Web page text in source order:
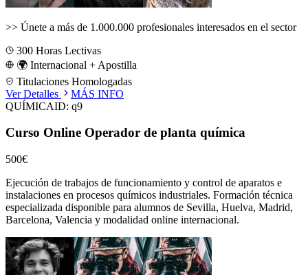
>> Únete a más de 1.000.000 profesionales interesados en el sector
300 Horas Lectivas
🌍 Internacional + Apostilla
Titulaciones Homologadas
Ver Detalles
MÁS INFO
QUÍMICAID: q9
Curso Online Operador de planta química
500€
Ejecución de trabajos de funcionamiento y control de aparatos e
instalaciones en procesos químicos industriales. Formación técnica
especializada disponible para alumnos de Sevilla, Huelva, Madrid,
Barcelona, Valencia y modalidad online internacional.